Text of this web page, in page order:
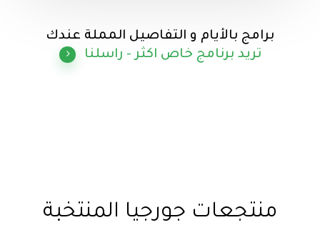
برامج بالأيام و التفاصيل المملة عندك
تريد برنامج خاص اكثر - راسلنا
منتجعات جورجيا المنتخبة